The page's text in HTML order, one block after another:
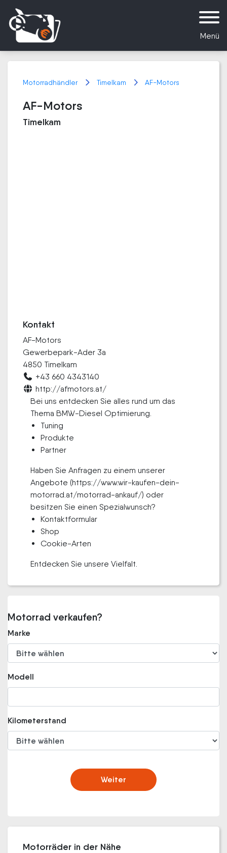
Menü
Motorradhändler Timelkam AF-Motors
AF-Motors
Timelkam
Kontakt
AF-Motors
Gewerbepark-Ader 3a
4850 Timelkam
+43 660 4343140
http://afmotors.at/
Bei uns entdecken Sie alles rund um das
Thema BMW-Diesel Optimierung.
Tuning
Produkte
Partner
Haben Sie Anfragen zu einem unserer
Angebote (https://www.wir-kaufen-dein-
motorrad.at/motorrad-ankauf/) oder
besitzen Sie einen Spezialwunsch?
Kontaktformular
Shop
Cookie-Arten
Entdecken Sie unsere Vielfalt.
Motorrad verkaufen?
Marke
Modell
Kilometerstand
Weiter
Motorräder in der Nähe